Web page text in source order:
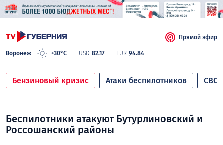
Воронеж +30°C USD 82.17 EUR 94.84
Прямой эфир
Бензиновый кризис Атаки беспилотников СВО
Беспилотники атакуют Бутурлиновский и
Россошанский районы